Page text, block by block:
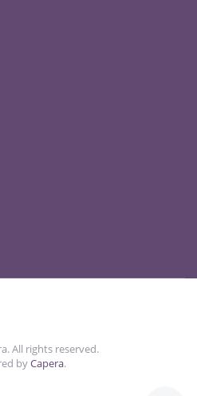
All rights reserved.
byCapera.